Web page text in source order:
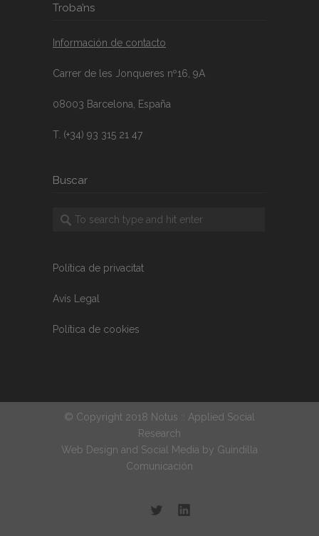
Troba’ns
Información de contacto
Carrer de les Jonqueres nº16, 9A
08003 Barcelona, España
T. (+34) 93 315 21 47
Buscar
Política de privacitat
Avís Legal
Política de cookies
© Copyright 2018 Notus :: Applied Social
Research
Web Design and Social Media by Guindilla
Comunicación